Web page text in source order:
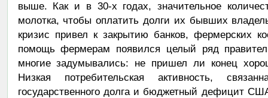
выше. Как и в 30-х годах, значительное
молотка, чтобы оплатить долги их бывших
кризис привел к закрытию банков, фермерских
помощь фермерам появился целый ряд
многие задумывались: не пришел ли конец
Низкая потребительская активность,
государственного долга и бюджетный дефицит